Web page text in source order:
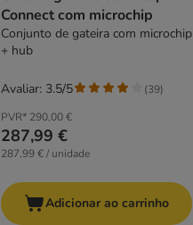
Connect com microchip
Conjunto de gateira com microchip
+ hub
PVR* 290,00 €
287,99 €
287,99 € / unidade
Avaliar: 3.5/5 (39)
Adicionar ao carrinho